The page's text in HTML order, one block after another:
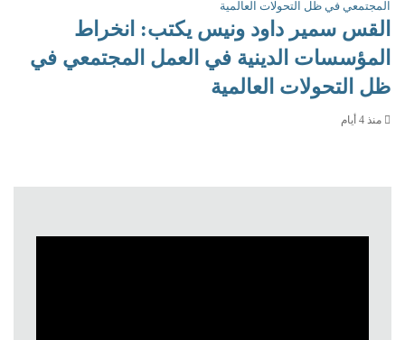
القس سمير داود ونيس يكتب: انخراط
المؤسسات الدينية في العمل المجتمعي في
ظل التحولات العالمية
منذ 4 أيام